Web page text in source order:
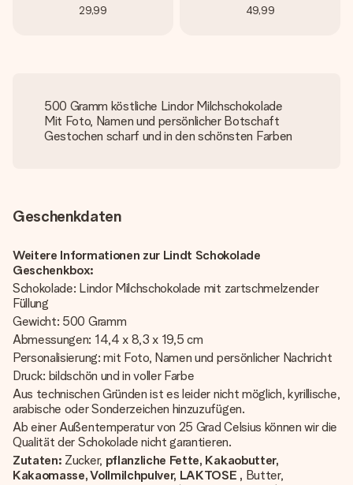
29,99 49,99
500 Gramm köstliche Lindor Milchschokolade
Mit Foto, Namen und persönlicher Botschaft
Gestochen scharf und in den schönsten Farben
Geschenkdaten
Weitere Informationen zur Lindt Schokolade
Geschenkbox:
Schokolade: Lindor Milchschokolade mit zartschmelzender
Füllung
Gewicht: 500 Gramm
Abmessungen: 14,4 x 8,3 x 19,5 cm
Personalisierung: mit Foto, Namen und persönlicher Nachricht
Druck: bildschön und in voller Farbe
Aus technischen Gründen ist es leider nicht möglich, kyrillische,
arabische oder Sonderzeichen hinzuzufügen.
Ab einer Außentemperatur von 25 Grad Celsius können wir die
Qualität der Schokolade nicht garantieren.
Zutaten: Zucker, pflanzliche Fette, Kakaobutter,
Kakaomasse, Vollmilchpulver, LAKTOSE , Butter,